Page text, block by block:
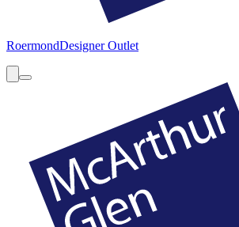
RoermondDesigner Outlet